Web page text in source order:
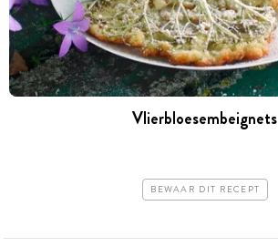
Vlierbloesembeignets
BEWAAR DIT RECEPT